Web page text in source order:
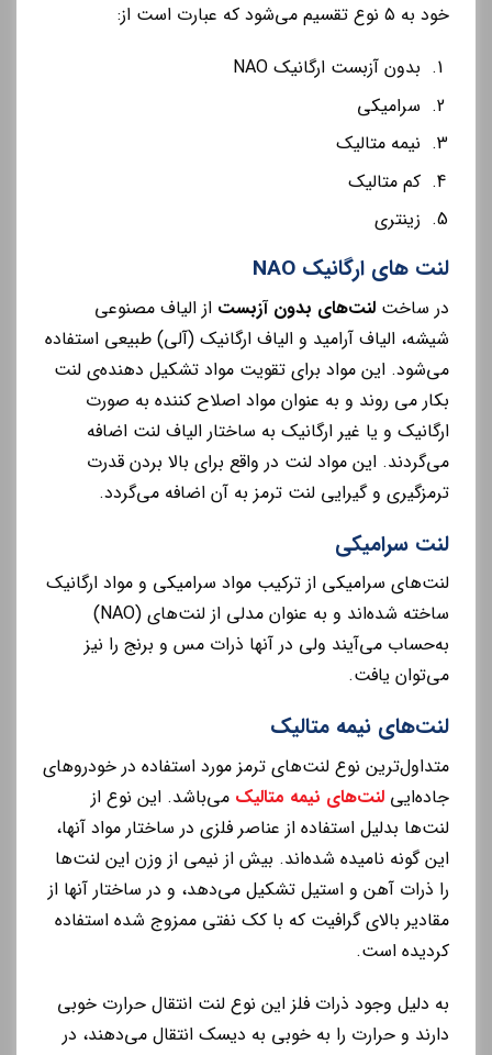
خود به ۵ نوع تقسیم می‌شود که عبارت است از:
بدون آزبست ارگانیک NAO
سرامیکی
نیمه متالیک
کم متالیک
زینتری
لنت های ارگانیک NAO
در ساختلنت‌های بدون آزبستاز الیاف مصنوعی
شیشه، الیاف آرامید و الیاف ارگانیک (آلی) طبیعی استفاده
می‌شود. این مواد برای تقویت مواد تشکیل دهنده‌ی لنت
بکار می روند و به عنوان مواد اصلاح کننده به صورت
ارگانیک و یا غیر ارگانیک به ساختار الیاف لنت اضافه
می‌گردند. این مواد لنت در واقع برای بالا بردن قدرت
ترمزگیری و گیرایی لنت ترمز به آن اضافه می‌گردد.
لنت سرامیکی
لنت‌های سرامیکی از ترکیب مواد سرامیکی و مواد ارگانیک
ساخته شده‌اند و به عنوان مدلی از لنت‌های (NAO)
به‌حساب می‌آیند ولی در آنها ذرات مس و برنج را نیز
می‌توان یافت.
لنت‌های نیمه متالیک
متداول‌ترین نوع لنت‌های ترمز مورد استفاده در خودروهای
جاده‌اییلنت‌های نیمه متالیکمی‌باشد. این نوع از
لنت‌ها بدلیل استفاده از عناصر فلزی در ساختار مواد آنها،
این گونه نامیده شده‌اند. بیش از نیمی از وزن این لنت‌ها
را ذرات آهن و استیل تشکیل می‌دهد، و در ساختار آنها از
مقادیر بالای گرافیت که با کک نفتی ممزوج شده استفاده
کردیده است.
به دلیل وجود ذرات فلز این نوع لنت انتقال حرارت خوبی
دارند و حرارت را به خوبی به دیسک انتقال می‌دهند، در